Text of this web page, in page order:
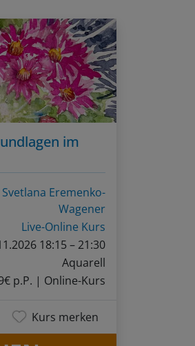
im
Svetlana Eremenko-
Wagener
Live-Online Kurs
18:15 – 21:30
Aquarell
p.P. | Online-Kurs
Kurs merken